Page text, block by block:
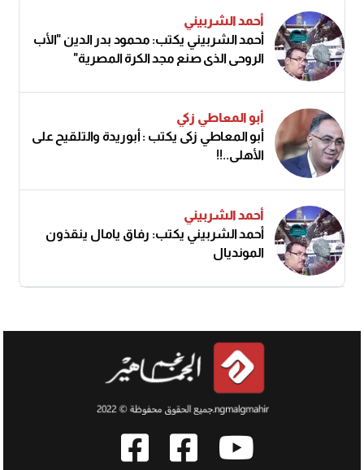
أحمد الشربيني
أحمد الشربيني يكتب: محمود بدر الدين "الأب
الروحي الذي صنع مجد الكرة المصرية"
أبو المعاطي زكي
أبو المعاطي زكى يكتب : أبوريدة والتلقيح على
الأهلى..!!
أحمد الشربيني
أحمد الشربيني يكتب: رفاق يامال ينقذون
المونديال